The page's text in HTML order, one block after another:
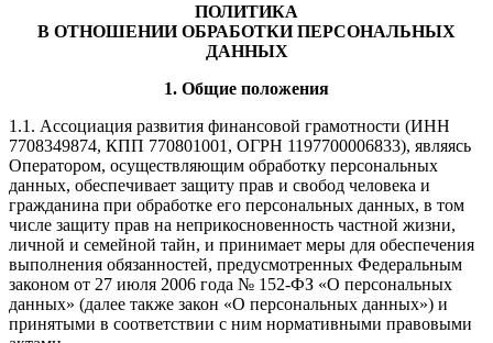
ПОЛИТИКА
В ОТНОШЕНИИ ОБРАБОТКИ ПЕРСОНАЛЬНЫХ
ДАННЫХ
1. Общие положения
1.1. Ассоциация развития финансовой грамотности (ИНН
7708349874, КПП 770801001, ОГРН 1197700006833), являясь
Оператором, осуществляющим обработку персональных
данных, обеспечивает защиту прав и свобод человека и
гражданина при обработке его персональных данных, в том
числе защиту прав на неприкосновенность частной жизни,
личной и семейной тайн, и принимает меры для обеспечения
выполнения обязанностей, предусмотренных Федеральным
законом от 27 июля 2006 года № 152-ФЗ «О персональных
данных» (далее также закон «О персональных данных») и
принятыми в соответствии с ним нормативными правовыми